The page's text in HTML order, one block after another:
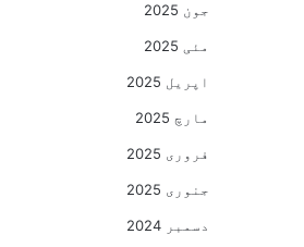
جون 2025
مئی 2025
اپریل 2025
مارچ 2025
فروری 2025
جنوری 2025
دسمبر 2024